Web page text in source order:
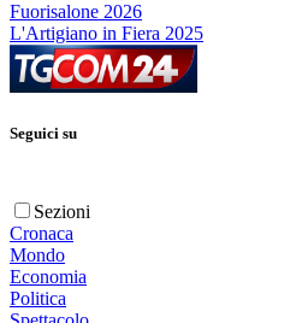
Fuorisalone 2026
L'Artigiano in Fiera 2025
Seguici su
Sezioni
Cronaca
Mondo
Economia
Politica